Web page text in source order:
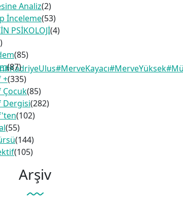
#KadriyeUlus#MerveKayacı#MerveYüksek
Analiz(2)
İnceleme(53)
PSİKOLOJİ(4)
(85)
(87)
+(335)
Çocuk(85)
Dergisi(282)
(102)
(55)
(144)
(105)
Arşiv